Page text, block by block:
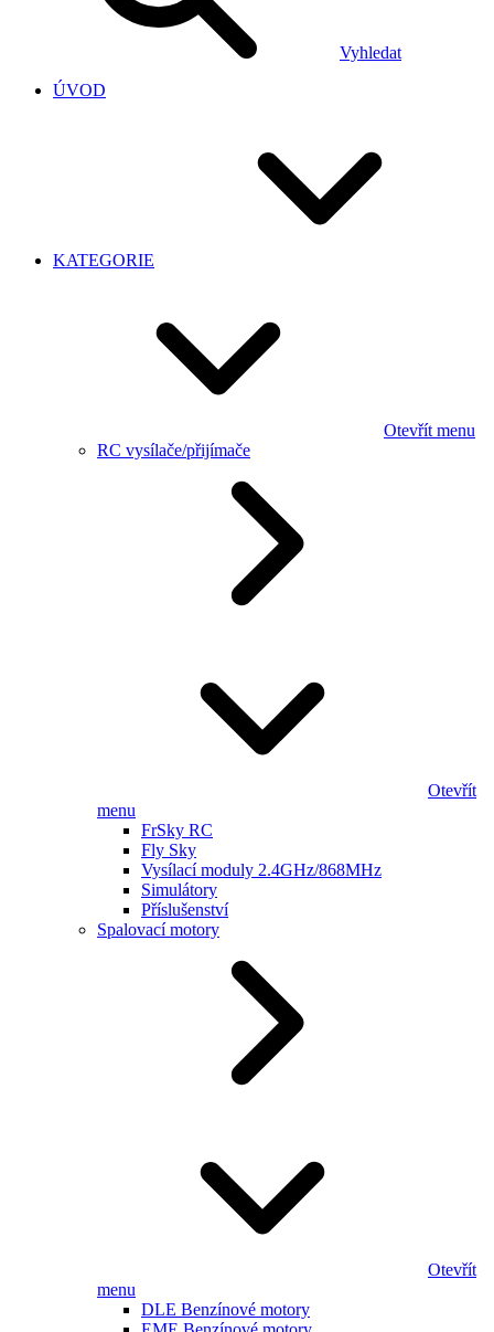
Vyhledat
ÚVOD
KATEGORIE
Otevřít menu
RC vysílače/přijímače
Otevřít
menu
FrSky RC
Fly Sky
Vysílací moduly 2.4GHz/868MHz
Simulátory
Příslušenství
Spalovací motory
Otevřít
menu
DLE Benzínové motory